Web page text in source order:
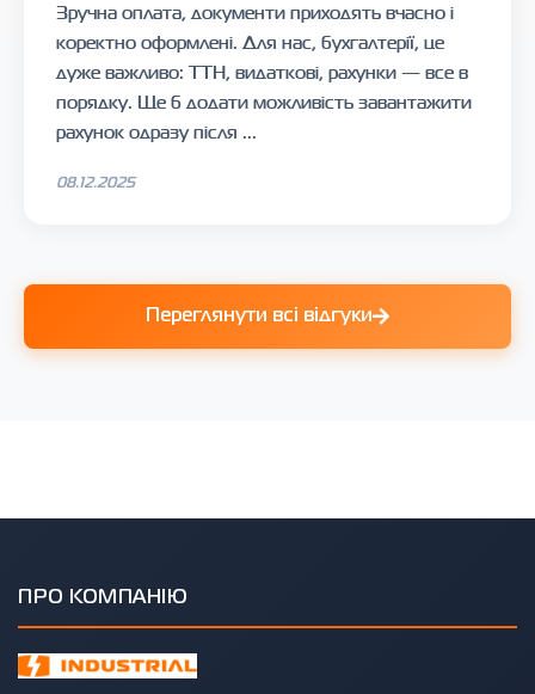
Зручна оплата, документи приходять вчасно і
коректно оформлені. Для нас, бухгалтерії, це
дуже важливо: ТТН, видаткові, рахунки — все в
порядку. Ще б додати можливість завантажити
рахунок одразу після ...
08.12.2025
Переглянути всі відгуки
ПРО КОМПАНІЮ